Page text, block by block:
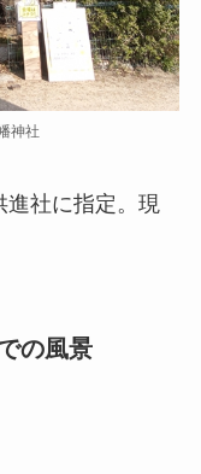
神社
進社に指定。現
の風景